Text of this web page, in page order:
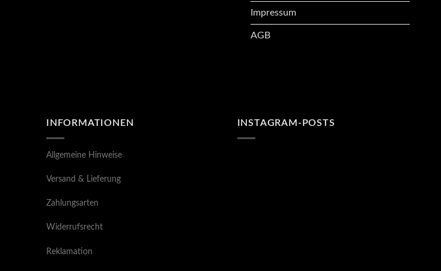
Impressum
AGB
INFORMATIONEN
Allgemeine Hinweise
Versand & Lieferung
Zahlungsarten
Widerrufsrecht
Reklamation
INSTAGRAM-POSTS